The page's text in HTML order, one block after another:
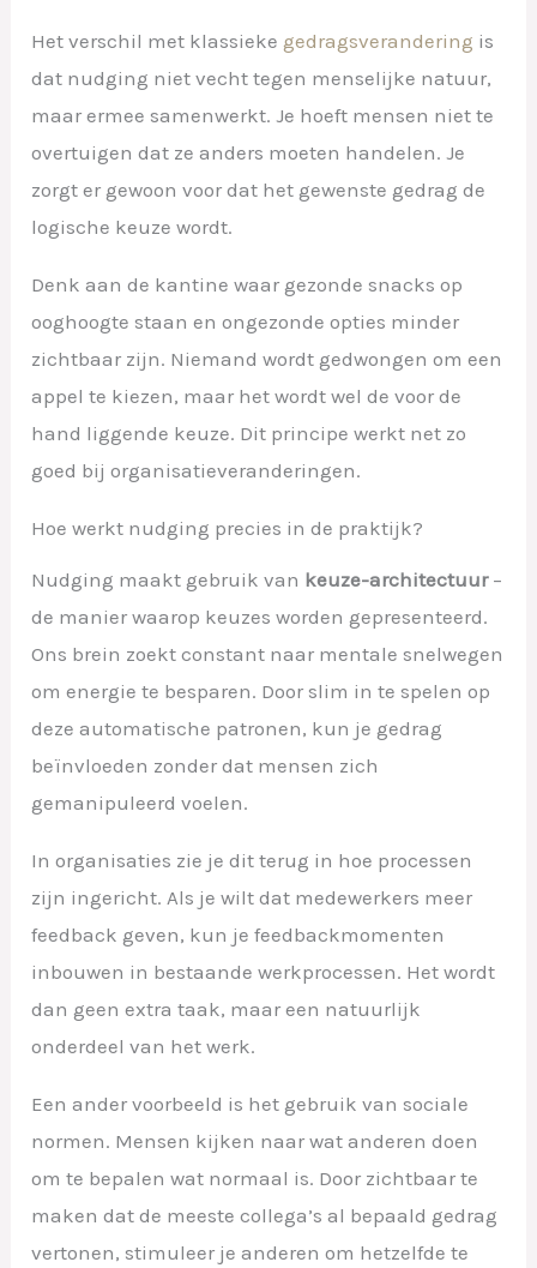
Het verschil met klassiekegedragsverandering is
dat nudging niet vecht tegen menselijke natuur,
maar ermee samenwerkt. Je hoeft mensen niet te
overtuigen dat ze anders moeten handelen. Je
zorgt er gewoon voor dat het gewenste gedrag de
logische keuze wordt.
Denk aan de kantine waar gezonde snacks op
ooghoogte staan en ongezonde opties minder
zichtbaar zijn. Niemand wordt gedwongen om een
appel te kiezen, maar het wordt wel de voor de
hand liggende keuze. Dit principe werkt net zo
goed bij organisatieveranderingen.
Hoe werkt nudging precies in de praktijk?
Nudging maakt gebruik van keuze-architectuur–
de manier waarop keuzes worden gepresenteerd.
Ons brein zoekt constant naar mentale snelwegen
om energie te besparen. Door slim in te spelen op
deze automatische patronen, kun je gedrag
beïnvloeden zonder dat mensen zich
gemanipuleerd voelen.
In organisaties zie je dit terug in hoe processen
zijn ingericht. Als je wilt dat medewerkers meer
feedback geven, kun je feedbackmomenten
inbouwen in bestaande werkprocessen. Het wordt
dan geen extra taak, maar een natuurlijk
onderdeel van het werk.
Een ander voorbeeld is het gebruik van sociale
normen. Mensen kijken naar wat anderen doen
om te bepalen wat normaal is. Door zichtbaar te
maken dat de meeste collega’s al bepaald gedrag
vertonen, stimuleer je anderen om hetzelfde te